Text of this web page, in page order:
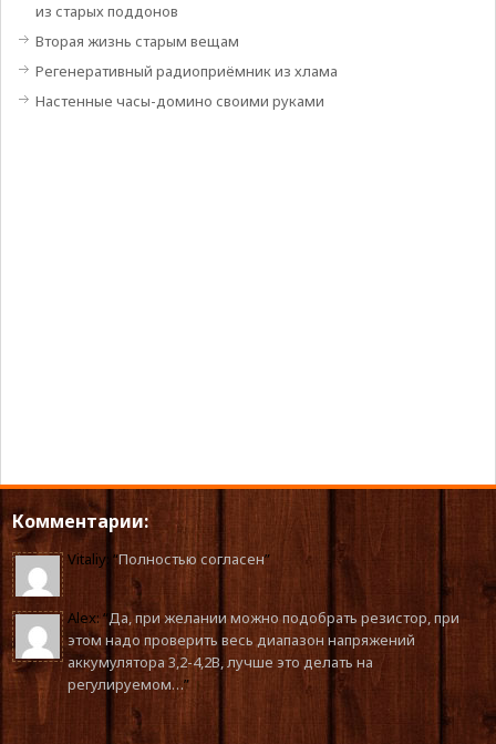
из старых поддонов
Вторая жизнь старым вещам
Регенеративный радиоприёмник из хлама
Настенные часы-домино своими руками
Комментарии:
Vitaliy : “Полностью согласен”
Alex: “Да, при желании можно подобрать резистор, при
этом надо проверить весь диапазон напряжений
аккумулятора 3,2-4,2В, лучше это делать на
регулируемом…”